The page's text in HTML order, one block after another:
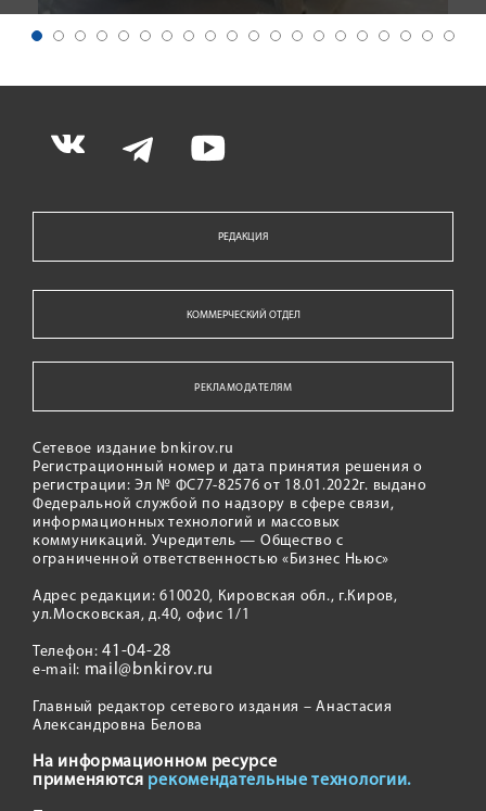
РЕДАКЦИЯ
КОММЕРЧЕСКИЙ ОТДЕЛ
РЕКЛАМОДАТЕЛЯМ
Сетевое издание bnkirov.ru
Регистрационный номер и дата принятия решения о
регистрации: Эл № ФС77-82576 от 18.01.2022г. выдано
Федеральной службой по надзору в сфере связи,
информационных технологий и массовых
коммуникаций. Учредитель — Общество с
ограниченной ответственностью «Бизнес Ньюс»
Адрес редакции: 610020, Кировская обл., г.Киров,
ул.Московская, д.40, офис 1/1
Телефон:41-04-28
e-mail: mail@bnkirov.ru
Главный редактор сетевого издания – Анастасия
Александровна Белова
На информационном ресурсе
применяются рекомендательные технологии.